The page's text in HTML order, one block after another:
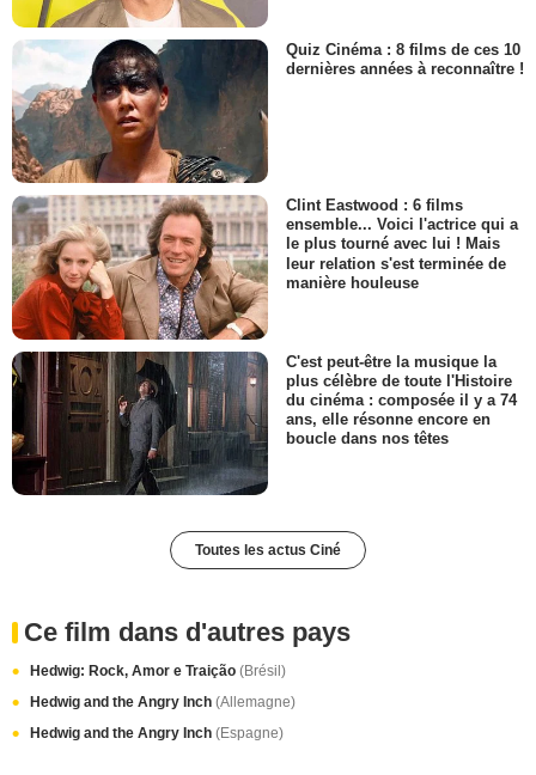
Quiz Cinéma : 8 films de ces 10
dernières années à reconnaître !
Clint Eastwood : 6 films
ensemble... Voici l'actrice qui a
le plus tourné avec lui ! Mais
leur relation s'est terminée de
manière houleuse
C'est peut-être la musique la
plus célèbre de toute l'Histoire
du cinéma : composée il y a 74
ans, elle résonne encore en
boucle dans nos têtes
Toutes les actus Ciné
Ce film dans d'autres pays
Hedwig: Rock, Amor e Traição (Brésil)
Hedwig and the Angry Inch (Allemagne)
Hedwig and the Angry Inch (Espagne)